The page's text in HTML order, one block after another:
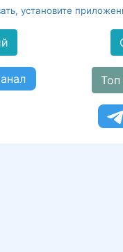
установите
Топ